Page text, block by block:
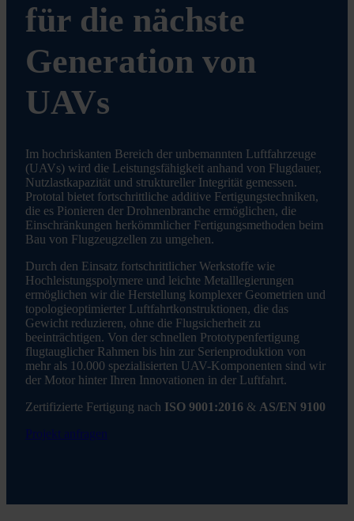
für die nächste
Generation von
UAVs
Im hochriskanten Bereich der unbemannten Luftfahrzeuge
(UAVs) wird die Leistungsfähigkeit anhand von Flugdauer,
Nutzlastkapazität und struktureller Integrität gemessen.
Prototal bietet fortschrittliche additive Fertigungstechniken,
die es Pionieren der Drohnenbranche ermöglichen, die
Einschränkungen herkömmlicher Fertigungsmethoden beim
Bau von Flugzeugzellen zu umgehen.
Durch den Einsatz fortschrittlicher Werkstoffe wie
Hochleistungspolymere und leichte Metalllegierungen
ermöglichen wir die Herstellung komplexer Geometrien und
topologieoptimierter Luftfahrtkonstruktionen, die das
Gewicht reduzieren, ohne die Flugsicherheit zu
beeinträchtigen. Von der schnellen Prototypenfertigung
flugtauglicher Rahmen bis hin zur Serienproduktion von
mehr als 10.000 spezialisierten UAV-Komponenten sind wir
der Motor hinter Ihren Innovationen in der Luftfahrt.
Zertifizierte Fertigung nach ISO 9001:2016 & AS/EN 9100
Projekt anfragen